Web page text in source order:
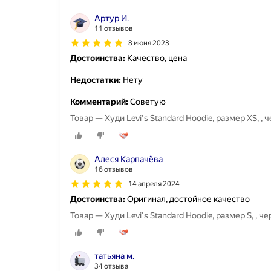
Артур И.
11 отзывов
8 июня 2023
Достоинства: Качество, цена
Недостатки: Нету
Комментарий:Советую
Товар — Худи Levi's Standard Hoodie, размер XS, ,
Алеся Карпачёва
16 отзывов
14 апреля 2024
Достоинства:Оригинал, достойное качество
Товар — Худи Levi's Standard Hoodie, размер S, ,
татьяна м.
34 отзыва